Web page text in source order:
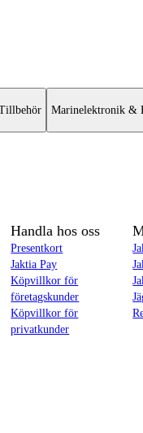
Marinelektronik &
Handla hos oss
Presentkort
Jaktia Pay
Köpvillkor för
företagskunder
Köpvillkor för
privatkunder